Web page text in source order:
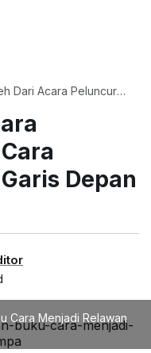
Dari Acara Peluncuran
di Lokasi Gempa
Depan
Cara Menjadi Relawan